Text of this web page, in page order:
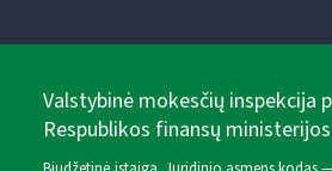
Valstybinė mokesčių inspekcija
Respublikos finansų ministerijos